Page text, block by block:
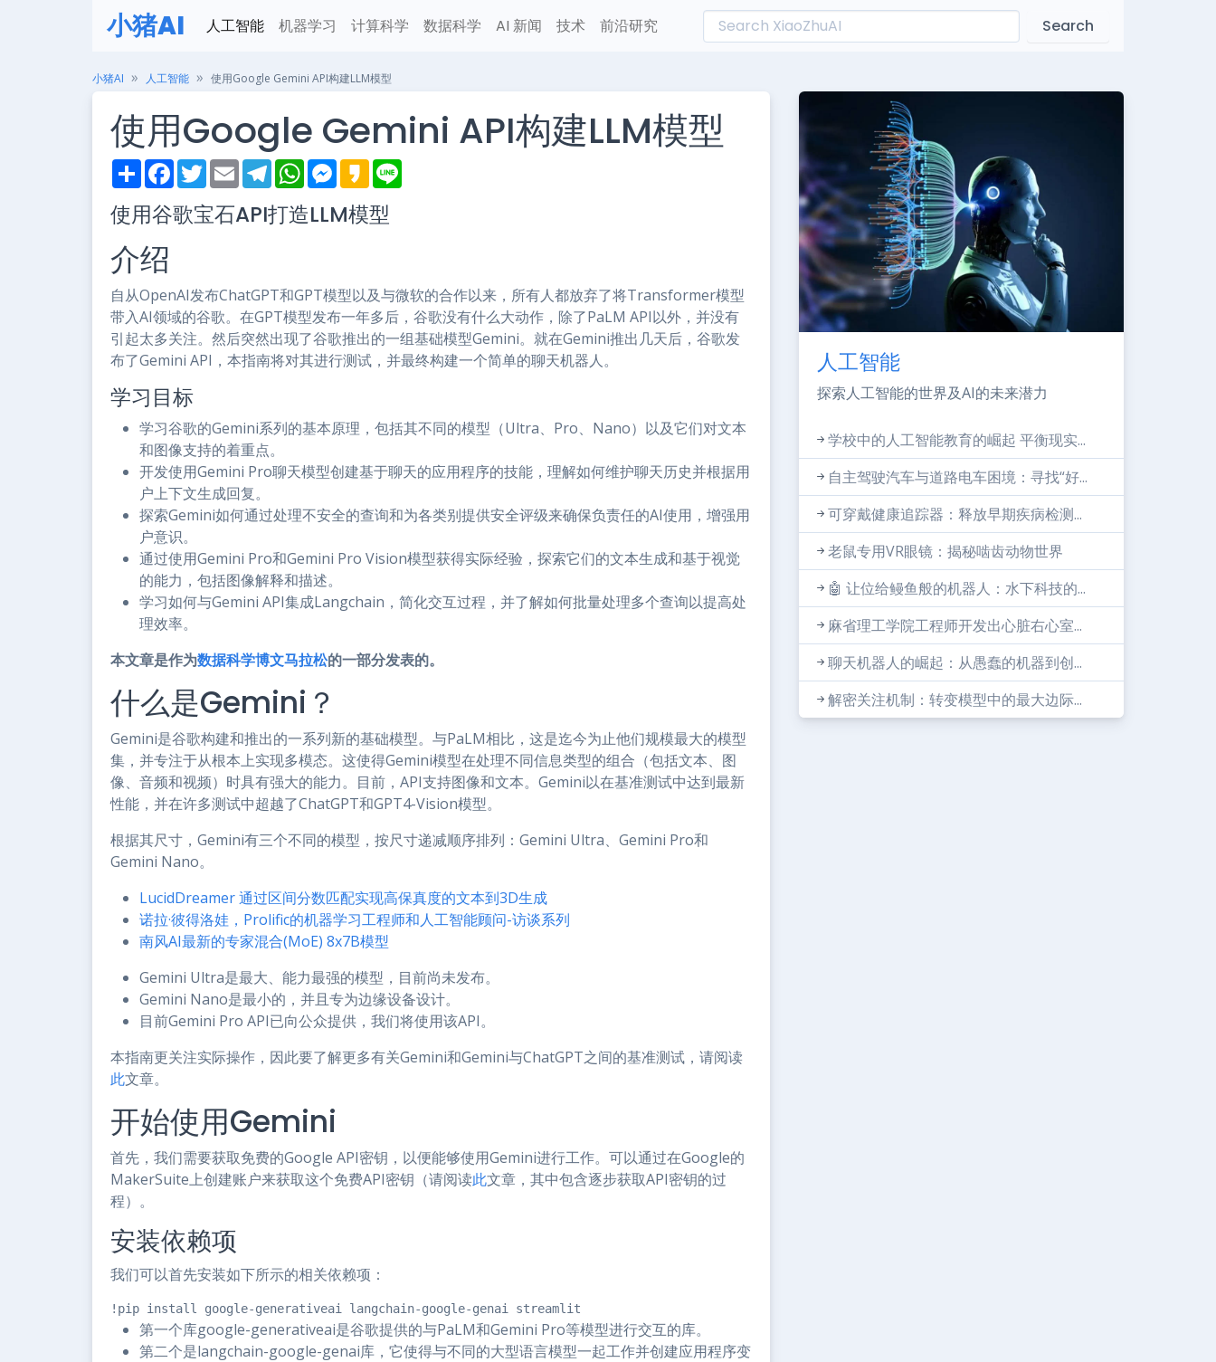
小猪AI 人工智能 机器学习 计算科学 数据科学 AI 新闻 技术 前沿研究 Search
小猪AI 人工智能 使用Google Gemini API构建LLM模型
使用Google Gemini API构建LLM模型
S
h
r
e
F
a
e
b
T
w
t
t
E
m
i
l
T
e
e
g
W
h
t
s
M
e
s
e
K
a
a
o
使用谷歌宝石API打造LLM模型
介绍
自从OpenAI发布ChatGPT和GPT模型以及与微软的合作以来，所有人都放弃了将Transformer模型
带入AI领域的谷歌。在GPT模型发布一年多后，谷歌没有什么大动作，除了PaLM API以外，并没有
引起太多关注。然后突然出现了谷歌推出的一组基础模型Gemini。就在Gemini推出几天后，谷歌发
布了Gemini API，本指南将对其进行测试，并最终构建一个简单的聊天机器人。
学习目标
学习谷歌的Gemini系列的基本原理，包括其不同的模型（Ultra、Pro、Nano）以及它们对文本
和图像支持的着重点。
开发使用Gemini Pro聊天模型创建基于聊天的应用程序的技能，理解如何维护聊天历史并根据用
户上下文生成回复。
探索Gemini如何通过处理不安全的查询和为各类别提供安全评级来确保负责任的AI使用，增强用
户意识。
通过使用Gemini Pro和Gemini Pro Vision模型获得实际经验，探索它们的文本生成和基于视觉
的能力，包括图像解释和描述。
学习如何与Gemini API集成Langchain，简化交互过程，并了解如何批量处理多个查询以提高处
理效率。
本文章是作为数据科学博文马拉松的一部分发表的。
什么是Gemini？
Gemini是谷歌构建和推出的一系列新的基础模型。与PaLM相比，这是迄今为止他们规模最大的模型
集，并专注于从根本上实现多模态。这使得Gemini模型在处理不同信息类型的组合（包括文本、图
像、音频和视频）时具有强大的能力。目前，API支持图像和文本。Gemini以在基准测试中达到最新
性能，并在许多测试中超越了ChatGPT和GPT4-Vision模型。
根据其尺寸，Gemini有三个不同的模型，按尺寸递减顺序排列：Gemini Ultra、Gemini Pro和
Gemini Nano。
LucidDreamer 通过区间分数匹配实现高保真度的文本到3D生成
诺拉·彼得洛娃，Prolific的机器学习工程师和人工智能顾问-访谈系列
南风AI最新的专家混合(MoE) 8x7B模型
Gemini Ultra是最大、能力最强的模型，目前尚未发布。
Gemini Nano是最小的，并且专为边缘设备设计。
目前Gemini Pro API已向公众提供，我们将使用该API。
本指南更关注实际操作，因此要了解更多有关Gemini和Gemini与ChatGPT之间的基准测试，请阅读
此文章。
开始使用Gemini
首先，我们需要获取免费的Google API密钥，以便能够使用Gemini进行工作。可以通过在Google的
MakerSuite上创建账户来获取这个免费API密钥（请阅读此文章，其中包含逐步获取API密钥的过
程）。
安装依赖项
我们可以首先安装如下所示的相关依赖项：
!pip install google-generativeai langchain-google-genai streamlit
第一个库google-generativeai是谷歌提供的与PaLM和Gemini Pro等模型进行交互的库。
第二个是langchain-google-genai库，它使得与不同的大型语言模型一起工作并创建应用程序变
人工智能
探索人工智能的世界及AI的未来潜力
学校中的人工智能教育的崛起 平衡现实...
自主驾驶汽车与道路电车困境：寻找“好...
可穿戴健康追踪器：释放早期疾病检测...
老鼠专用VR眼镜：揭秘啮齿动物世界
🤖 让位给鳗鱼般的机器人：水下科技的...
麻省理工学院工程师开发出心脏右心室...
聊天机器人的崛起：从愚蠢的机器到创...
解密关注机制：转变模型中的最大边际...